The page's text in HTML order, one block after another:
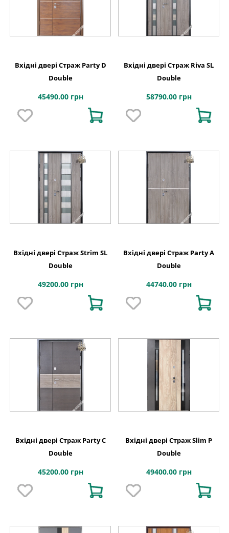
Вхідні двері Страж Party D
Double
45490.00 грн
Вхідні двері Страж Riva SL
Double
58790.00 грн
Вхідні двері Страж Strim SL
Double
49200.00 грн
Вхідні двері Страж Party A
Double
44740.00 грн
Вхідні двері Страж Party С
Double
45200.00 грн
Вхідні двері Страж Slim P
Double
49400.00 грн